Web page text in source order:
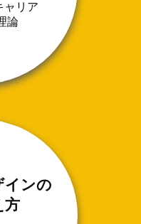
ャリア
論
インの
方